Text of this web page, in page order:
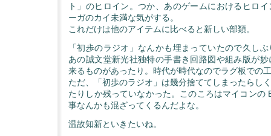
ト」のヒロイン。つか、あのゲームにおけるヒロ
ーガのカイ未満な気がする。
これだけは他のアイテムに比べると新しい部類。
「初歩のラジオ」なんかも埋まっていたので久し
あの誠文堂新光社独特の手書き回路図や組み版が
来るものがあったり。時代が時代なのでラグ板での
ただ、「初歩のラジオ」は幾分捨ててしまったらし
たりしか残っていなかった。このころはマイコンの
事なんかも混ざってくるんだよな。
温故知新といきたいね。